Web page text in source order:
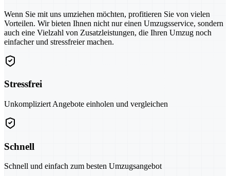
Wenn Sie mit uns umziehen möchten, profitieren Sie von vielen
Vorteilen. Wir bieten Ihnen nicht nur einen Umzugsservice, sondern
auch eine Vielzahl von Zusatzleistungen, die Ihren Umzug noch
einfacher und stressfreier machen.
Stressfrei
Unkompliziert Angebote einholen und vergleichen
Schnell
Schnell und einfach zum besten Umzugsangebot